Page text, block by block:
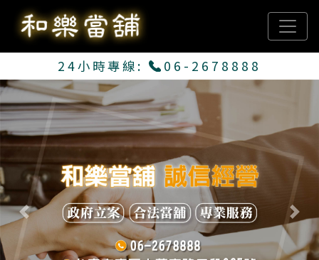
24小時專線: 06-2678888
Previous Next